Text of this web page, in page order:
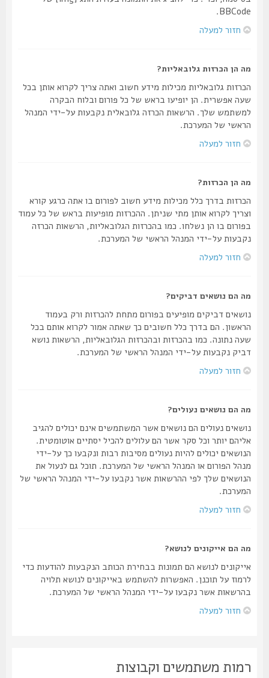
BBCode.
חזור למעלה
מה הן הכרזות גלובאליות?
הכרזות גלובאליות מכילות מידע חשוב ואתה צריך לקרוא אותן בכל
שעה אפשרית. הן יופיעו בראש של כל פורום ובלוח הבקרה
למשתמש שלך. הרשאות הכרזה גלובאלית נקבעות על-ידי המנהל
הראשי של המערכת.
חזור למעלה
מה הן הכרזות?
הכרזות בדרך כלל מכילות מידע חשוב לפורום בו אתה כרגע קורא
וצריך לקרוא אותן מתי שניתן. ההכרזות מופיעות בראש של כל עמוד
בפורום בו הן נשלחו. כמו בהכרזות הגלובאליות, הרשאות הכרזה
נקבעות על-ידי המנהל הראשי של המערכת.
חזור למעלה
מה הם נושאים דביקים?
נושאים דביקים מופיעים בפורום מתחת להכרזות ורק בעמוד
הראשון. הם בדרך כלל חשובים כך שאתה אמור לקרוא אותם בכל
שעה נתונה. כמו בהכרזות ובהכרזות הגלובאליות, הרשאות נושא
דביק נקבעות על-ידי המנהל הראשי של המערכת.
חזור למעלה
מה הם נושאים נעולים?
נושאים נעולים הם נושאים אשר המשתמשים אינם יכולים להגיב
אליהם יותר וכל סקר אשר הם עלולים להכיל יסתיים אוטומטית.
הנושאים יכולים להיות נעולים מסיבות רבות ונקבעו כך על-ידי
מנהל הפורום או המנהל הראשי של המערכת. תוכל גם לנעול את
הנושאים שלך לפי ההרשאות אשר נקבעו על-ידי המנהל הראשי של
המערכת.
חזור למעלה
מה הם אייקונים לנושא?
אייקונים לנושא הם תמונות בבחירת הכותב הנקבעות להודעות כדי
לרמוז על תוכנן. האפשרות להשתמש באייקונים לנושא תלויה
בהרשאות אשר נקבעו על-ידי המנהל הראשי של המערכת.
חזור למעלה
רמות משתמשים וקבוצות